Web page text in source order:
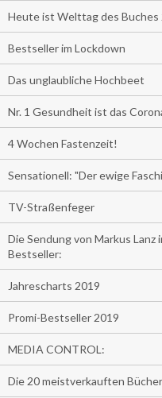
Heute ist Welttag des Buches
Bestseller im Lockdown
Das unglaubliche Hochbeet
Nr. 1 Gesundheit ist das
4 Wochen Fastenzeit!
Sensationell: "Der ewige
TV-Straßenfeger
Die Sendung von Markus Lanz
Bestseller:
Jahrescharts 2019
Promi-Bestseller 2019
MEDIA CONTROL:
Die 20 meistverkauften